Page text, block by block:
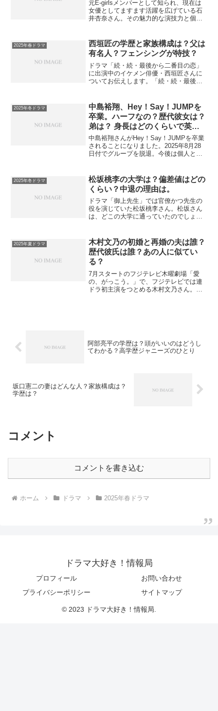
元E-girlsメンバーとして知られ、現在は
女優としてますます活躍を広げている石
井杏奈さん。その魅力的な演技力と個性
きません。2025年4月24日から放送中の
テレビ朝日...
2025年春ドラマ
西垣匠の学歴と家族構成は？父は
有名人？フェンシングが特技？
ドラマ「続・続・最後から二番目の恋」
に出演中のイケメン俳優・西垣匠さんに
ついてお伝えします。「続・続・最後か
ドラマや映画に立て続けに出演していま
す。そんな気になる西垣匠...
2025年冬ドラマ
中島裕翔、Hey！Say！JUMPを
卒業。ハーフなの？歴代彼女は？
弟は？ 身長はどのくらいで英語
が上手なのはなぜ？
中島裕翔さんがHey！Say！JUMPを卒業
されることになりました。2025年8月28
日付でグループを脱退。今後は個人とし
活躍されてきた「Hey！Say！JUMP」
の...
2025年冬ドラマ
松坂桃李の大学は？偏差値はどの
くらい？中退の理由は。
ドラマ「御上先生」では官僚かつ先生の
役を演じていた松坂桃李さん。松坂さん
は、どこの大学に通っていたのでしょう
李の通っていた大学松坂桃李さんが通っ
ていた大学は 産業能率大...
2025年夏ドラマ
木村文乃の初婚と再婚の夫は誰？
歴代彼氏は誰？あの人に似てい
る？
7月スタートのフジテレビ木曜劇場「愛
の、がっこう。」で、フジテレビでは連
ドラ初主演をつとめる木村文乃さん。体
阿部亮平の学歴は？頭がいいのはどうし
てわかる？高学歴ジャニーズのひとり
坂口憲二の妻はどんな人？家族構成は？
学歴は？
コメント
コメントを書き込む
ホーム ドラマ 2025年春ドラマ
ドラマ大好き！情報局
プロフィール
お問い合わせ
プライバシーポリシー
サイトマップ
© 2023 ドラマ大好き！情報局.